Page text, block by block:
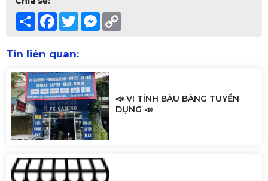
Share Facebook
TwitterMessenger
Tin liên quan:
📣 VI TÍNH BÀU BÀNG TUYỂN
DỤNG 📣